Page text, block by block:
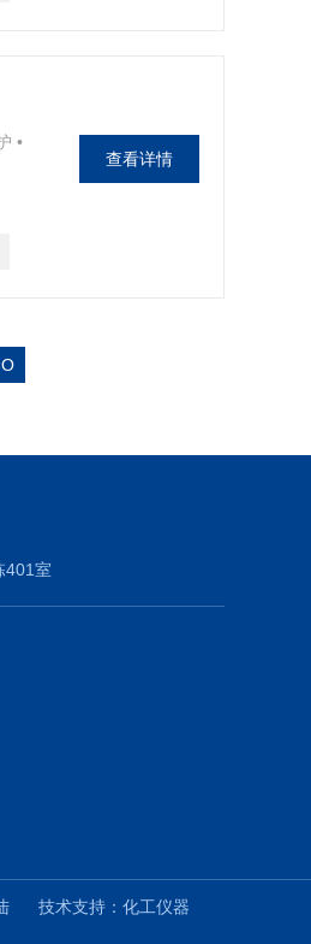
•
查看详情
401室
技术支持： 化工仪器